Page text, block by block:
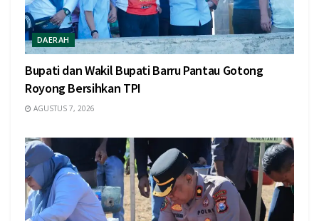
DAERAH
Bupati dan Wakil Bupati Barru Pantau Gotong
Royong Bersihkan TPI
AGUSTUS 7, 2026